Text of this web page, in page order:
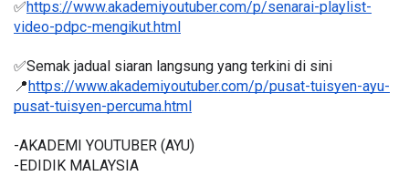
✅https://www.akademiyoutuber.com/p/senarai-playlist-
video-pdpc-mengikut.html
✅Semak jadual siaran langsung yang terkini di sini
📍 https://www.akademiyoutuber.com/p/pusat-tuisyen-ayu-
pusat-tuisyen-percuma.html
-AKADEMI YOUTUBER (AYU)
-EDIDIK MALAYSIA